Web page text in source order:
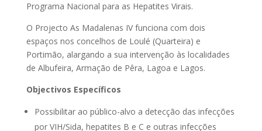
Programa Nacional para as Hepatites Virais.
O Projecto As Madalenas IV funciona com dois
espaços nos concelhos de Loulé (Quarteira) e
Portimão, alargando a sua intervenção às localidades
de Albufeira, Armação de Pêra, Lagoa e Lagos.
Objectivos Específicos
Possibilitar ao público-alvo a detecção das infecções
por VIH/Sida, hepatites B e C e outras infecções